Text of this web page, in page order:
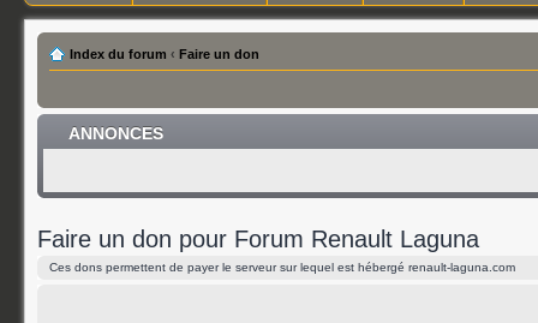
Index du forum ‹ Faire un don
ANNONCES
Faire un don pour Forum Renault Laguna
Ces dons permettent de payer le serveur sur lequel est hébergé renault-laguna.com